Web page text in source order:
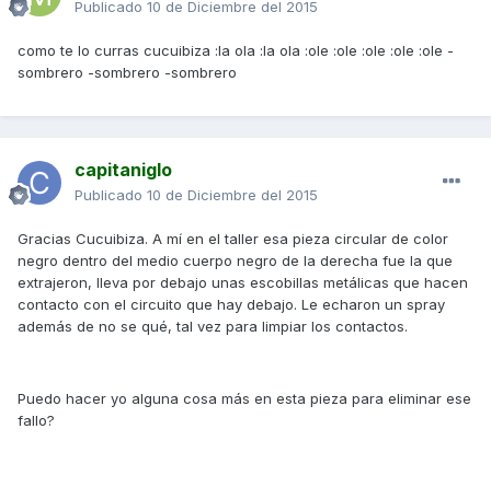
Publicado 10 de Diciembre del 2015
como te lo curras cucuibiza :la ola :la ola :ole :ole :ole :ole :ole -
sombrero -sombrero -sombrero
capitaniglo
Publicado 10 de Diciembre del 2015
Gracias Cucuibiza. A mí en el taller esa pieza circular de color
negro dentro del medio cuerpo negro de la derecha fue la que
extrajeron, lleva por debajo unas escobillas metálicas que hacen
contacto con el circuito que hay debajo. Le echaron un spray
además de no se qué, tal vez para limpiar los contactos.
Puedo hacer yo alguna cosa más en esta pieza para eliminar ese
fallo?